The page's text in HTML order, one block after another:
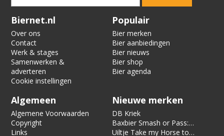
Verification code:
Biernet.nl
Over ons
Contact
Werk & stages
Samenwerken &
adverteren
Cookie instellingen
Populair
Bier merken
Bier aanbiedingen
Bier nieuws
Bier shop
Bier agenda
Algemeen
Algemene Voorwaarden
Copyright
Links
Nieuwe merken
DB Kriek
Baxbier Smash or Pass:
Strata
Uiltje Take my Horse to